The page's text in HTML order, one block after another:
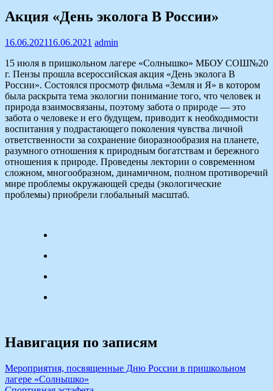
Акция «День эколога В России»
16.06.202116.06.2021 admin
15 июля в пришкольном лагере «Солнышко» МБОУ СОШ№20
г. Пензы прошла всероссийская акция «День эколога В
России». Состоялся просмотр фильма «Земля и Я» в котором
была раскрыта тема экологии понимание того, что человек и
природа взаимосвязаны, поэтому забота о природе — это
забота о человеке и его будущем, приводит к необходимости
воспитания у подрастающего поколения чувства личной
ответственности за сохранение биоразнообразия на планете,
разумного отношения к природным богатствам и бережного
отношения к природе. Проведены лектории о современном
сложном, многообразном, динамичном, полном противоречий
мире проблемы окружающей среды (экологические
проблемы) приобрели глобальный масштаб.
Навигация по записям
Мероприятия, посвященные Дню России в пришкольном
лагере «Солнышко»